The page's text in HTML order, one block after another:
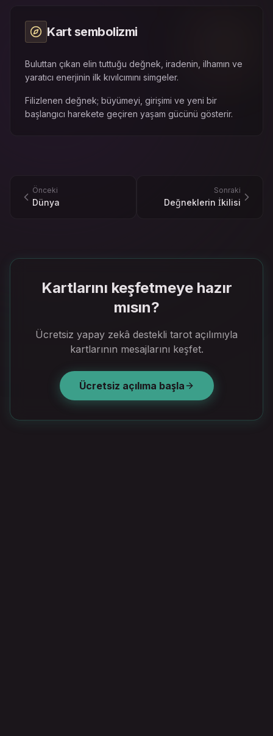
Kart sembolizmi
Buluttan çıkan elin tuttuğu değnek, iradenin, ilhamın ve
yaratıcı enerjinin ilk kıvılcımını simgeler.
Filizlenen değnek; büyümeyi, girişimi ve yeni bir
başlangıcı harekete geçiren yaşam gücünü gösterir.
Önceki
Dünya
Sonraki
Değneklerin İkilisi
Kartlarını keşfetmeye hazır
mısın?
Ücretsiz yapay zekâ destekli tarot açılımıyla
kartlarının mesajlarını keşfet.
Ücretsiz açılıma başla